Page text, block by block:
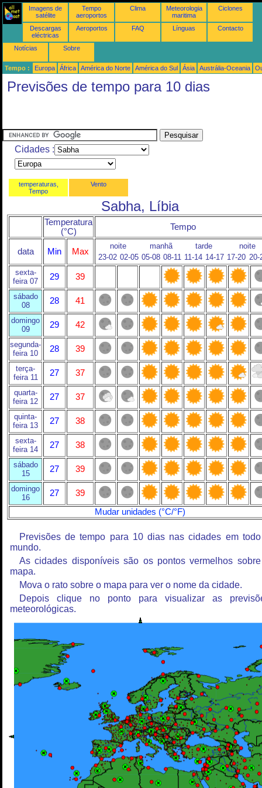
Imagens de
satélite
Tempo
aeroportos
Clima
Meteorologia
maritima
Ciclones
Descargas
eléctricas
Aeroportos FAQ Línguas Contacto
Notícias Sobre
Tempo : Europa África América do Norte América do Sul Ásia Austrália-Oceania
Previsões de tempo para 10 dias
Cidades :
temperaturas,
Tempo
Vento
Sabha, Líbia
Temperatura
(°C)
Tempo
data Min Max
noite manhã tarde
noite
23-02 02-05 05-08 08-11 11-14 14-17 17-20 20-
sexta-
feira 07
29 39
sábado
08
28 41
domingo
09
29 42
segunda-
feira 10
28 39
terça-
feira 11
27 37
quarta-
feira 12
27 37
quinta-
feira 13
27 38
sexta-
feira 14
27 38
sábado
15
27 39
domingo
16
27
39
Mudar unidades (°C/°F)
Previsões de tempo para 10 dias nas cidades em
mundo.
As cidades disponíveis são os pontos vermelhos
mapa.
Mova o rato sobre o mapa para ver o nome da cidade.
Depois clique no ponto para visualizar as
meteorológicas.